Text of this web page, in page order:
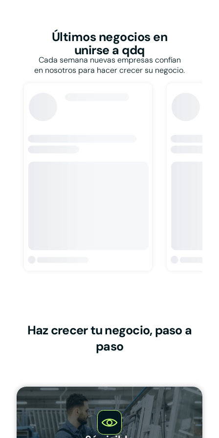
Peluquerías
Persianas
Pintores
Pizzerías
Tiendas de ropa
Tintorerías y lavanderías
Toldos
Veterinarios
Últimos negocios en
unirse a qdq
Cada semana nuevas empresas confían
en nosotros para hacer crecer su negocio.
Haz crecer tu negocio, paso a
paso